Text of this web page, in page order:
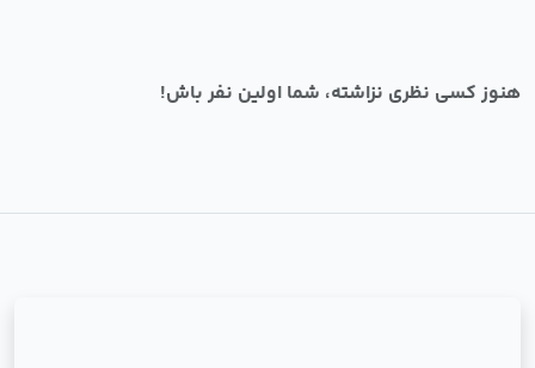
هنوز کسی نظری نزاشته، شما اولین نفر باش!